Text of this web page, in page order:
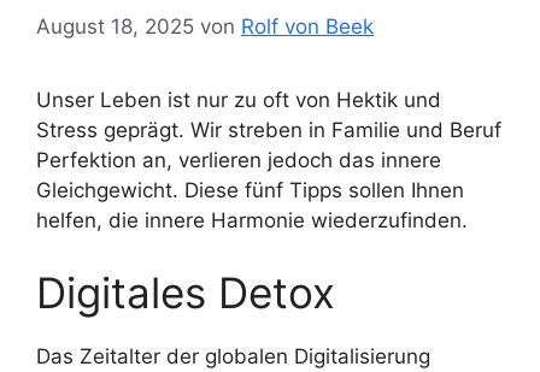
August 18, 2025 von Rolf von Beek
Unser Leben ist nur zu oft von Hektik und
Stress geprägt. Wir streben in Familie und Beruf
Perfektion an, verlieren jedoch das innere
Gleichgewicht. Diese fünf Tipps sollen Ihnen
helfen, die innere Harmonie wiederzufinden.
Digitales Detox
Das Zeitalter der globalen Digitalisierung